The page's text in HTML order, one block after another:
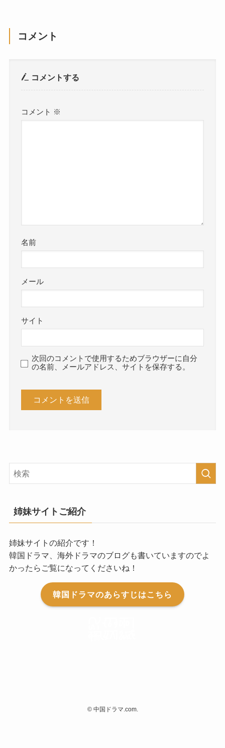
コメント
コメントする
コメント ※
名前
メール
サイト
次回のコメントで使用するためブラウザーに自分
の名前、メールアドレス、サイトを保存する。
姉妹サイトご紹介
姉妹サイトの紹介です！
韓国ドラマ、海外ドラマのブログも書いていますのでよ
かったらご覧になってくださいね！
韓国ドラマのあらすじはこちら
©中国ドラマ.com.